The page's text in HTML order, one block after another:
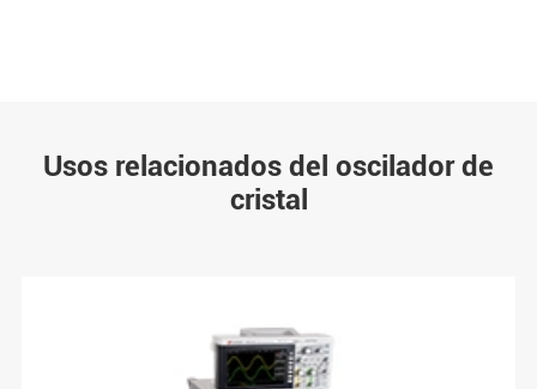
Usos relacionados del oscilador de
cristal